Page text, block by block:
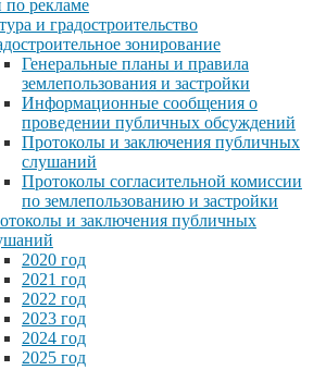
рекламе
и градостроительство
зонирование
Генеральные планы и правила
землепользования и застройки
Информационные сообщения о
проведении публичных обсуждений
Протоколы и заключения публичных
слушаний
Протоколы согласительной комиссии
по землепользованию и застройки
и заключения публичных
2020 год
2021 год
2022 год
2023 год
2024 год
2025 год